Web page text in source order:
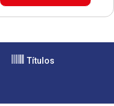
Títulos